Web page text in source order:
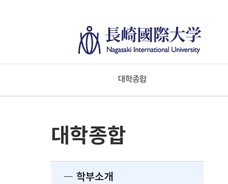
대학종합
대학종합
― 학부소개